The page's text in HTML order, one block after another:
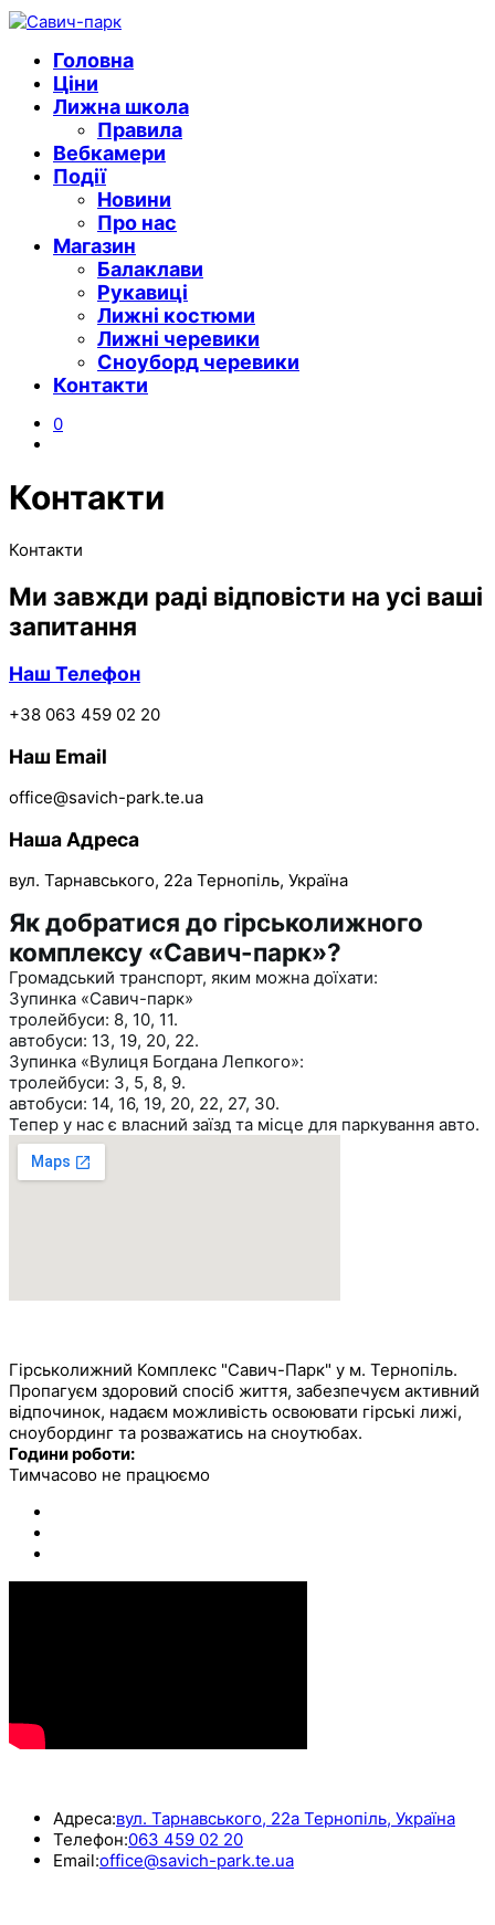
Головна
Ціни
Лижна школа
Правила
Вебкамери
Події
Новини
Про нас
Магазин
Балаклави
Рукавиці
Лижні костюми
Лижні черевики
Сноуборд черевики
Контакти
0
Контакти
Контакти
Ми завжди раді відповісти на усі ваші
запитання
Наш Телефон
+38 063 459 02 20
Наш Email
office@savich-park.te.ua
Наша Адреса
вул. Тарнавського, 22а Тернопіль, Україна
Як добратися до гірськолижного
комплексу «Савич-парк»?
Громадський транспорт, яким можна доїхати:
Зупинка «Савич-парк»
тролейбуси: 8, 10, 11.
автобуси: 13, 19, 20, 22.
Зупинка «Вулиця Богдана Лепкого»:
тролейбуси: 3, 5, 8, 9.
автобуси: 14, 16, 19, 20, 22, 27, 30.
Тепер у нас є власний заїзд та місце для паркування авто.
Гірськолижний Комплекс "Савич-Парк" у м. Тернопіль.
Пропагуєм здоровий спосіб життя, забезпечуєм активний
відпочинок, надаєм можливість освоювати гірські лижі,
сноубординг та розважатись на сноутюбах.
Години роботи:
Тимчасово не працюємо
Адреса:вул. Тарнавського, 22а Тернопіль, Україна
Телефон:063 459 02 20
Email:office@savich-park.te.ua